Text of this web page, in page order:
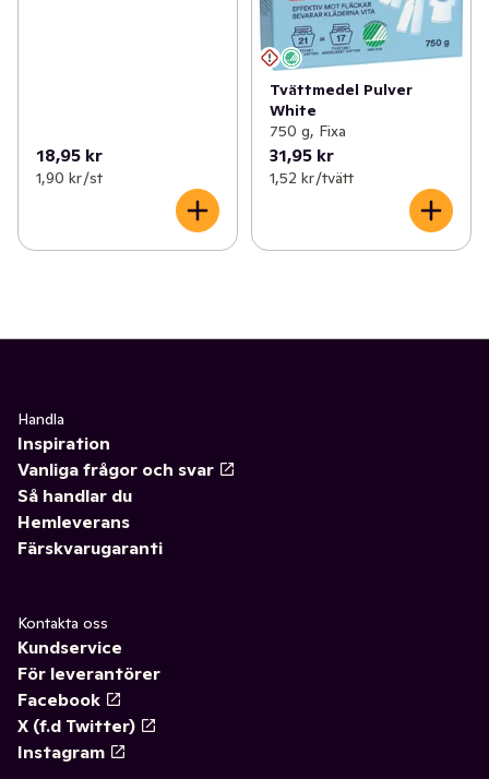
18,95 kr
1,90 kr /st
Tvättmedel Pulver
White
750 g, Fixa
31,95 kr
1,52 kr /tvätt
Handla
Inspiration
Vanliga frågor och svar
Så handlar du
Hemleverans
Färskvarugaranti
Kontakta oss
Kundservice
För leverantörer
Facebook
X (f.d Twitter)
Instagram